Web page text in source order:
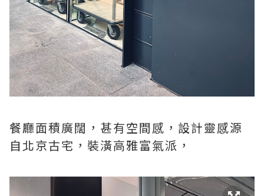
餐廳面積廣闊，甚有空間感，設計靈感源
自北京古宅，裝潢高雅富氣派，